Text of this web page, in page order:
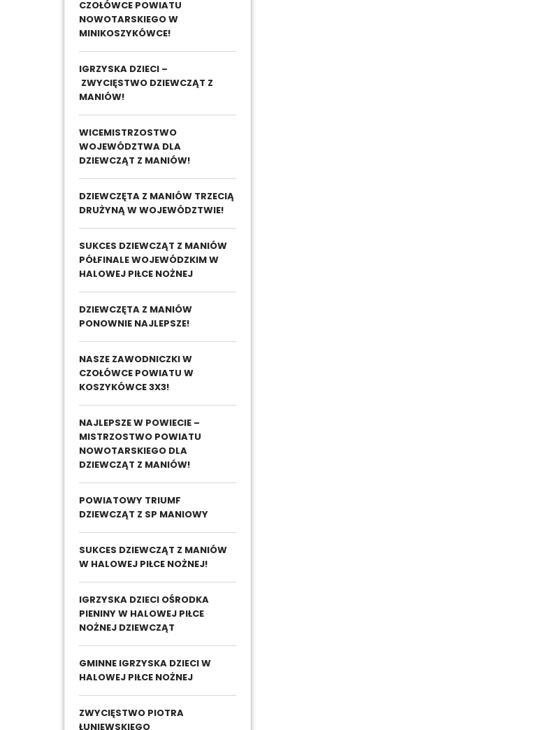
CZOŁÓWCE POWIATU
NOWOTARSKIEGO W
MINIKOSZYKÓWCE!
IGRZYSKA DZIECI –
ZWYCIĘSTWO DZIEWCZĄT Z
MANIÓW!
WICEMISTRZOSTWO
WOJEWÓDZTWA DLA
DZIEWCZĄT Z MANIÓW!
DZIEWCZĘTA Z MANIÓW TRZECIĄ
DRUŻYNĄ W WOJEWÓDZTWIE!
SUKCES DZIEWCZĄT Z MANIÓW
PÓŁFINALE WOJEWÓDZKIM W
HALOWEJ PIŁCE NOŻNEJ
DZIEWCZĘTA Z MANIÓW
PONOWNIE NAJLEPSZE!
NASZE ZAWODNICZKI W
CZOŁÓWCE POWIATU W
KOSZYKÓWCE 3X3!
NAJLEPSZE W POWIECIE –
MISTRZOSTWO POWIATU
NOWOTARSKIEGO DLA
DZIEWCZĄT Z MANIÓW!
POWIATOWY TRIUMF
DZIEWCZĄT Z SP MANIOWY
SUKCES DZIEWCZĄT Z MANIÓW
W HALOWEJ PIŁCE NOŻNEJ!
IGRZYSKA DZIECI OŚRODKA
PIENINY W HALOWEJ PIŁCE
NOŻNEJ DZIEWCZĄT
GMINNE IGRZYSKA DZIECI W
HALOWEJ PIŁCE NOŻNEJ
ZWYCIĘSTWO PIOTRA
ŁUNIEWSKIEGO